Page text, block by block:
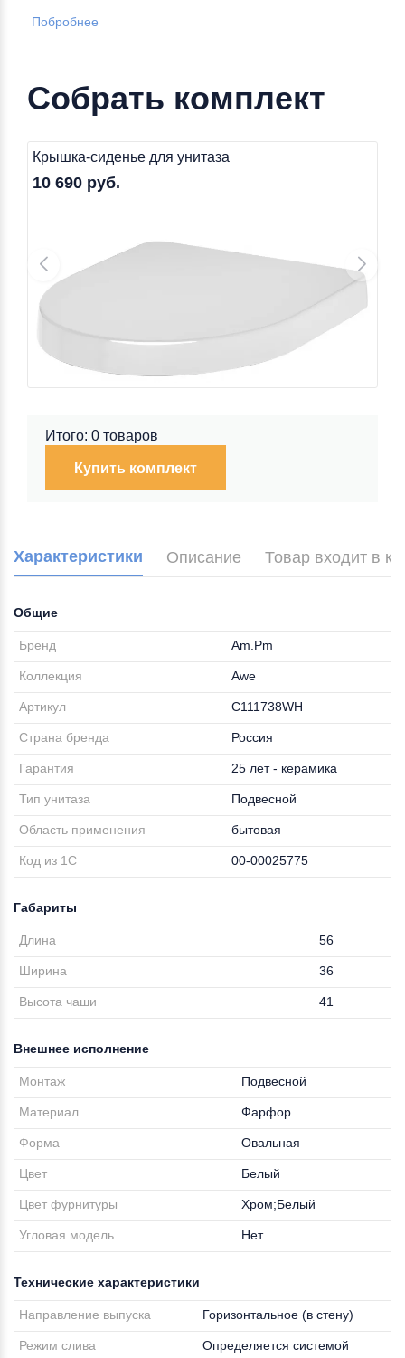
Побробнее
Собрать комплект
Крышка-сиденье для унитаза
10 690 руб.
Купить комплект
Итого: 0 товаров
Характеристики Описание Товар входит в
Общие
Бренд Am.Pm
Коллекция Awe
Артикул C111738WH
Страна бренда Россия
Гарантия 25 лет - керамика
Тип унитаза Подвесной
Область применения бытовая
Код из 1С 00-00025775
Габариты
Длина 56
Ширина 36
Высота чаши 41
Внешнее исполнение
Монтаж Подвесной
Материал Фарфор
Форма Овальная
Цвет Белый
Цвет фурнитуры Хром;Белый
Угловая модель Нет
Технические характеристики
Направление выпуска Горизонтальное (в стену)
Режим слива
Определяется системой